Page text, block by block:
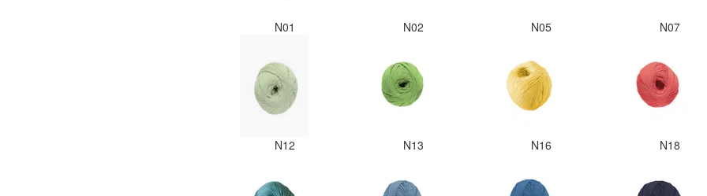
N01 N02 N05 N07
N12 N13 N16 N18